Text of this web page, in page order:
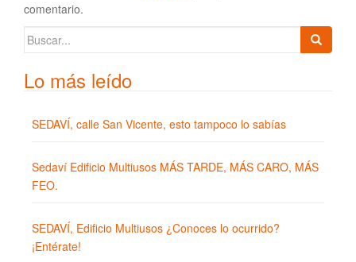
comentario.
Buscar:
Lo más leído
SEDAVÍ, calle San Vicente, esto tampoco lo sabías
Sedaví Edificio Multiusos MÁS TARDE, MÁS CARO, MÁS
FEO.
SEDAVÍ, Edificio Multiusos ¿Conoces lo ocurrido?
¡Entérate!